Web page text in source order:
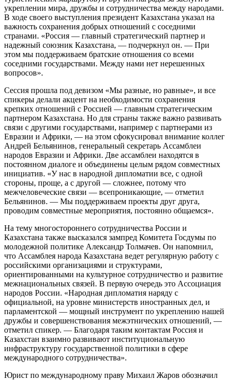
укреплении мира, дружбы и сотрудничества между народами.
В ходе своего выступления президент Казахстана указал на
важность сохранения добрых отношений с соседними
странами. «Россия — главный стратегический партнер и
надежный союзник Казахстана, — подчеркнул он. — При
этом мы поддерживаем братские отношения со всеми
соседними государствами. Между нами нет нерешенных
вопросов».
Сессия прошла под девизом «Мы разные, но равные», и все
спикеры делали акцент на необходимости сохранения
крепких отношений с Россией — главным стратегическим
партнером Казахстана. Но для страны также важно развивать
связи с другими государствами, например с партнерами из
Евразии и Африки, — на этом сфокусировал внимание коллег
Андрей Бельянинов, генеральный секретарь Ассамблеи
народов Евразии и Африки. Две ассамблеи находятся в
постоянном диалоге и объединены целым рядом совместных
инициатив. «У нас в народной дипломатии все, с одной
стороны, проще, а с другой — сложнее, потому что
межчеловеческие связи — всепроникающие, — отметил
Бельянинов. — Мы поддерживаем проекты друг друга,
проводим совместные мероприятия, постоянно общаемся».
На тему многостороннего сотрудничества России и
Казахстана также высказался зампред Комитета Госдумы по
молодежной политике Александр Толмачев. Он напомнил,
что Ассамблея народа Казахстана ведет регулярную работу с
российскими организациями и структурами,
ориентированными на культурное сотрудничество и развитие
межнациональных связей. В первую очередь это Ассоциация
народов России. «Народная дипломатия наряду с
официальной, на уровне министерств иностранных дел, и
парламентской — мощный инструмент по укреплению нашей
дружбы и совершенствования межэтнических отношений, —
отметил спикер. — Благодаря таким контактам Россия и
Казахстан взаимно развивают институциональную
инфраструктуру государственной политики в сфере
международного сотрудничества».
Юрист по международному праву Михаил Жаров обозначил